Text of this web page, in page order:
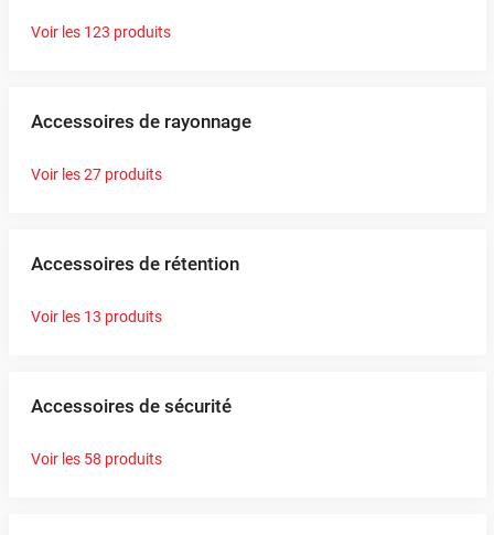
Voir les 123 produits
Accessoires de rayonnage
Voir les 27 produits
Accessoires de rétention
Voir les 13 produits
Accessoires de sécurité
Voir les 58 produits